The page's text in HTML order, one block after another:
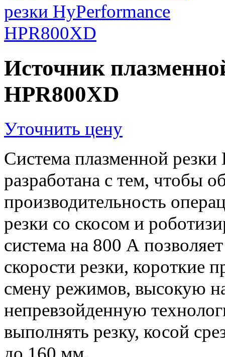
Источник
HPR800XD
Уточнить цену
Система плазменной
разработана с тем, чтобы
производительность
резки со скосом и
система на 800 А
скорости резки, короткие
смену режимов, высокую
непревзойденную
выполнять резку, косой